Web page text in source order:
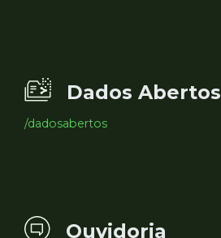
Dados Abertos
/dadosabertos
Ouvidoria